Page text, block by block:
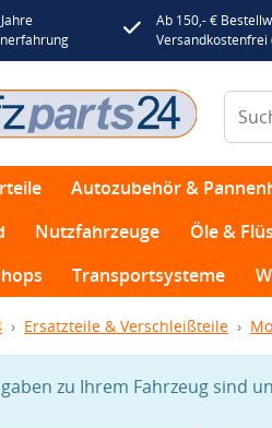
Ab 150,- €
Versandkostenfrei
Autozubehör &
Nutzfahrzeuge Öle &
Transportsysteme
Ersatzteile & Verschleißteile
zu Ihrem Fahrzeug sind